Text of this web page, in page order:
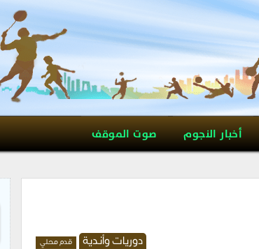
أخبار النجوم صوت الموقف
دوريات وأندية قدم محلي